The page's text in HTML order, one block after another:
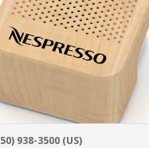
938-3500 (US)